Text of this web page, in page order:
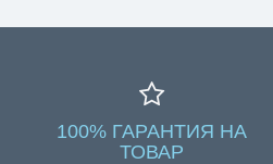
100% ГАРАНТИЯ НА
ТОВАР